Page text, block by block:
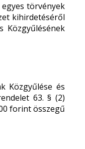
törvények
kihirdetéséről
Közgyűlésének
Közgyűlése és
63. § (2)
forint összegű